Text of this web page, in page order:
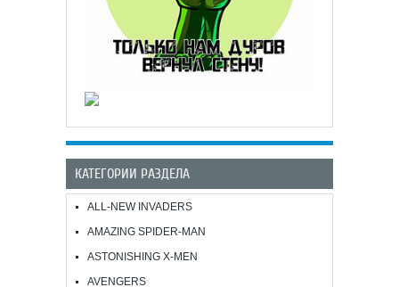
КАТЕГОРИИ РАЗДЕЛА
ALL-NEW INVADERS
AMAZING SPIDER-MAN
ASTONISHING X-MEN
AVENGERS